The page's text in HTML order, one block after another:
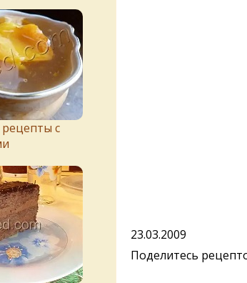
23.03.2009
Поделитесь
с